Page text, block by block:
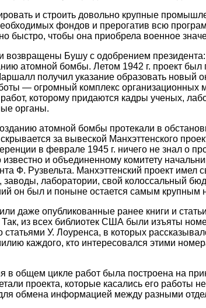
и строить довольно крупные
фондов и прерогатив всю
быстро, чтобы она приобрела военное
Бушу с одобрением президента:
атомной бомбы. Летом 1942 г. проект
получил указание образовать новый
— огромный комплекс организационных
которому придаются кадры ученых,
органы.
атомной бомбы протекали в
за вывеской Манхэттенского
в феврале 1945 г. ничего не знал о
известно и объединенному комитету
Ф. Рузвельта. Манхэттенский проект имел
заводы, лаборатории, свой колоссальный
он был и поныне остается самым крупным
даже опубликованные ранее книги и
из всех библиотек США были изъяты
статьями У. Лоуренса, в которых
каждого, кто интересовался этими
в общем цикле работ была построена на
проекта, которые касались его работы
обмена информацией между разными